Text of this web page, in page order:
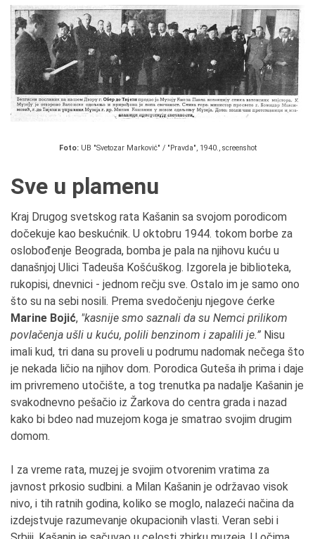
Foto:UB "Svetozar Marković" / "Pravda", 1940., screenshot
Sve u plamenu
Kraj Drugog svetskog rata Kašanin sa svojom porodicom
dočekuje kao beskućnik. U oktobru 1944. tokom borbe za
oslobođenje Beograda, bomba je pala na njihovu kuću u
današnjoj Ulici Tadeuša Košćuškog. Izgorela je biblioteka,
rukopisi, dnevnici - jednom rečju sve. Ostalo im je samo ono
što su na sebi nosili. Prema svedočenju njegove ćerke
Marine Bojić, "kasnije smo saznali da su Nemci prilikom
povlačenja ušli u kuću, polili benzinom i zapalili je.” Nisu
imali kud, tri dana su proveli u podrumu nadomak nečega što
je nekada ličio na njihov dom. Porodica Guteša ih prima i daje
im privremeno utočište, a tog trenutka pa nadalje Kašanin je
svakodnevno pešačio iz Žarkova do centra grada i nazad
kako bi bdeo nad muzejom koga je smatrao svojim drugim
domom.
I za vreme rata, muzej je svojim otvorenim vratima za
javnost prkosio sudbini. a Milan Kašanin je održavao visok
nivo, i tih ratnih godina, koliko se moglo, nalazeći načina da
izdejstvuje razumevanje okupacionih vlasti. Veran sebi i